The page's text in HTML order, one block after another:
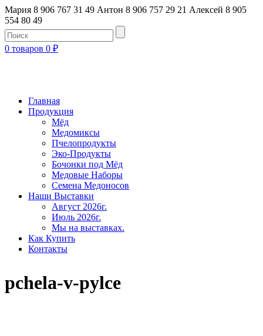
Мария 8 906 767 31 49 Антон 8 906 757 29 21 Алексей 8 905
554 80 49
0 товаров 0 ₽
Главная
Продукция
Мёд
Медомиксы
Пчелопродукты
Эко-Продукты
Бочонки под Мёд
Медовые Наборы
Семена Медоносов
Наши Выставки
Август 2026г.
Июль 2026г.
Мы на выставках.
Как Купить
Контакты
pchela-v-pylce